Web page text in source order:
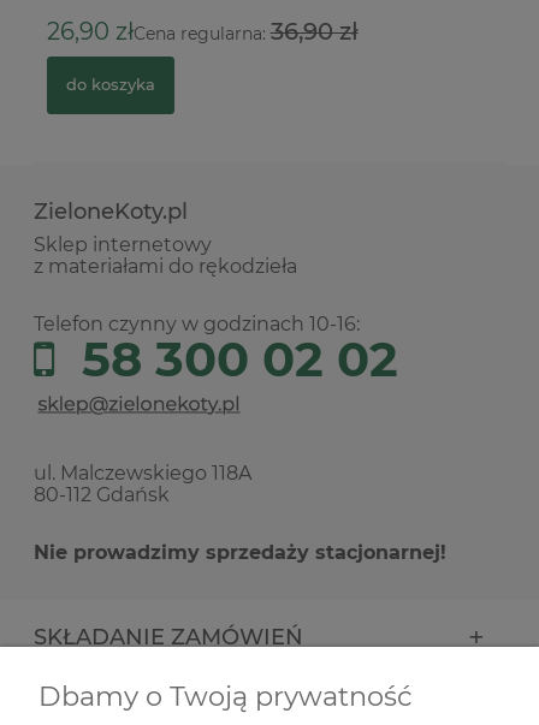
26,90 złCena regularna:36,90 zł
do koszyka
ZieloneKoty.pl
Sklep internetowy
z materiałami do rękodzieła
Telefon czynny w godzinach 10-16:
58 300 02 02
ul. Malczewskiego 118A
80-112 Gdańsk
Nie prowadzimy sprzedaży stacjonarnej!
SKŁADANIE ZAMÓWIEŃ
INFORMACJE
Dbamy o Twoją prywatność